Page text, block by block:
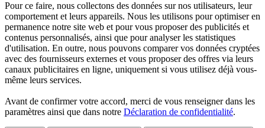
Pour ce faire, nous collectons des données sur nos utilisateurs, leur
comportement et leurs appareils. Nous les utilisons pour optimiser en
permanence notre site web et pour vous proposer des publicités et
contenus personnalisés, ainsi que pour analyser les statistiques
d'utilisation. En outre, nous pouvons comparer vos données cryptées
avec des fournisseurs externes et vous proposer des offres via leurs
canaux publicitaires en ligne, uniquement si vous utilisez déjà vous-
même leurs services.
Avant de confirmer votre accord, merci de vous renseigner dans les
paramètres ainsi que dans notre Déclaration de confidentialité.